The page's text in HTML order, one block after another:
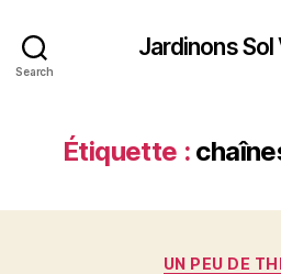
Search
Jardinons Sol
Étiquette :
UN PEU DE